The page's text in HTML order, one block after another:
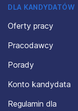
DLA KANDYDATÓW
Oferty pracy
Pracodawcy
Porady
Konto kandydata
Regulamin dla